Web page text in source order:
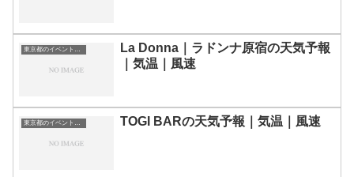
東京都のイベント会場一覧
La Donna｜ラドンナ原宿の天気予報
｜気温｜風速
東京都のイベント会場一覧 TOGI BARの天気予報｜気温｜風速